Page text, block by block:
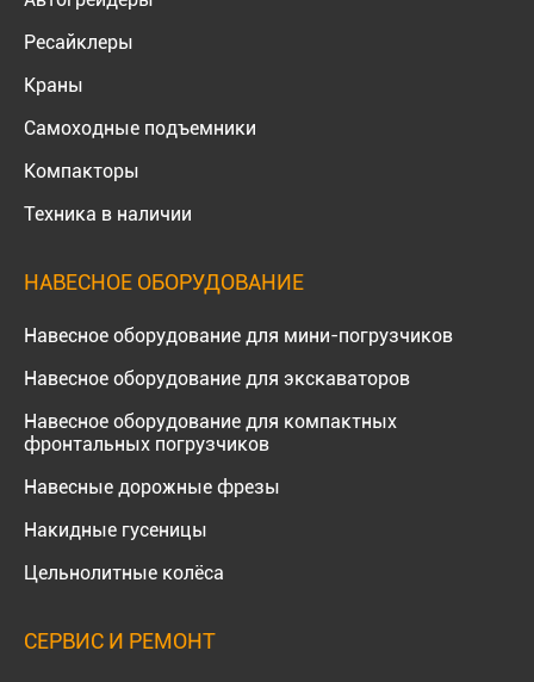
Ресайклеры
Краны
Самоходные подъемники
Компакторы
Техника в наличии
НАВЕСНОЕ ОБОРУДОВАНИЕ
Навесное оборудование для мини-погрузчиков
Навесное оборудование для экскаваторов
Навесное оборудование для компактных
фронтальных погрузчиков
Навесные дорожные фрезы
Накидные гусеницы
Цельнолитные колёса
СЕРВИС И РЕМОНТ